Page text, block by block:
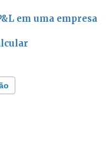
em uma empresa